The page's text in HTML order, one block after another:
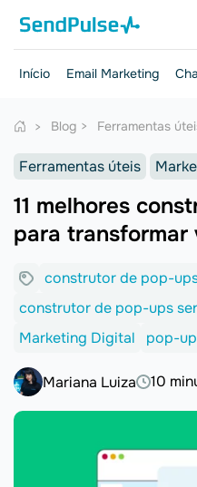
Início Email Marketing
Blog Ferramentas
Ferramentas úteis
11 melhores
para transformar
construtor de pop-
construtor de pop-ups
Marketing Digital
pop-
Mariana Luiza 10